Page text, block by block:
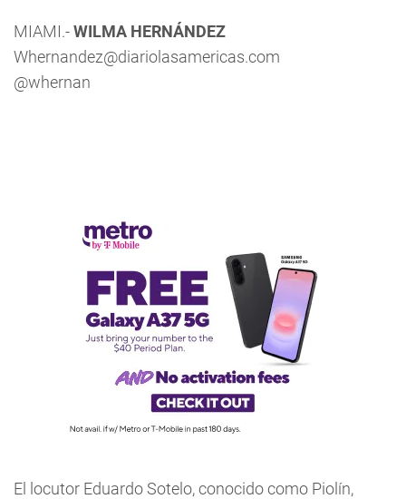
MIAMI.-WILMA HERNÁNDEZ
Whernandez@diariolasamericas.com
@whernan
El locutor Eduardo Sotelo, conocido como Piolín,